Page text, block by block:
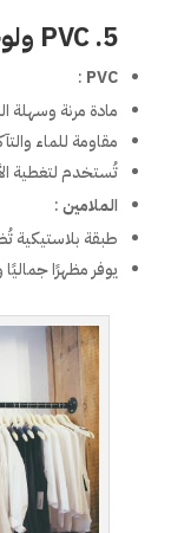
5. PVC ولوحات الميلامين
PVC
:
مادة مرنة وسهلة
مقاومة للماء
تُستخدم لتغطية
الملامين:
طبقة
يوفر مظهرًا